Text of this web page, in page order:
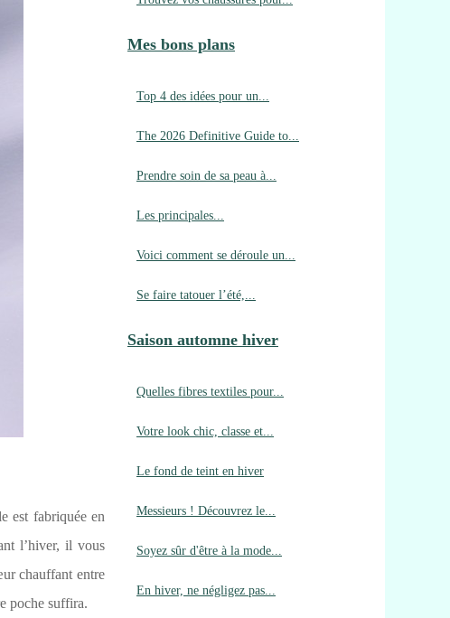
est fabriquée en
l’hiver, il vous
chauffant entre
poche suffira.
Mes bons plans
Top 4 des idées pour un...
The 2026 Definitive Guide to...
Prendre soin de sa peau à...
Les principales...
Voici comment se déroule un...
Se faire tatouer l’été,...
Saison automne hiver
Quelles fibres textiles pour...
Votre look chic, classe et...
Le fond de teint en hiver
Messieurs ! Découvrez le...
Soyez sûr d'être à la mode...
En hiver, ne négligez pas...